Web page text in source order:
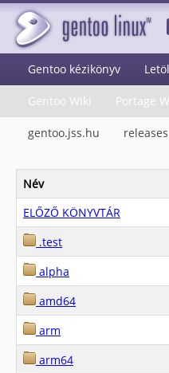
Gentoo kézikönyv
Gentoo Wiki Portage
gentoo.jss.hu releases
Név
ELŐZŐ KÖNYVTÁR
.test
alpha
amd64
arm
arm64